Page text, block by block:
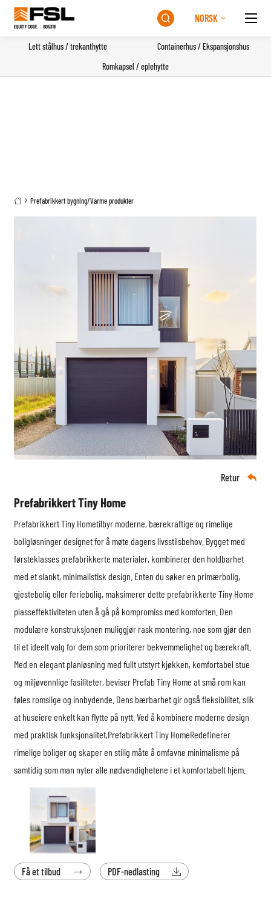
 NORSK
Lett stålhus / trekanthytte
Containerhus / Ekspansjonshus
Romkapsel / eplehytte
 Prefabrikkert bygning/Varme produkter
Retur 
Prefabrikkert Tiny Home
Prefabrikkert Tiny Hometilbyr moderne, bærekraftige og rimelige
boligløsninger designet for å møte dagens livsstilsbehov. Bygget med
førsteklasses prefabrikkerte materialer, kombinerer den holdbarhet
med et slankt, minimalistisk design. Enten du søker en primærbolig,
gjestebolig eller feriebolig, maksimerer dette prefabrikkerte Tiny Home
plasseffektiviteten uten å gå på kompromiss med komforten. Den
modulære konstruksjonen muliggjør rask montering, noe som gjør den
til et ideelt valg for dem som prioriterer bekvemmelighet og bærekraft.
Med en elegant planløsning med fullt utstyrt kjøkken, komfortabel stue
og miljøvennlige fasiliteter, beviser Prefab Tiny Home at små rom kan
føles romslige og innbydende. Dens bærbarhet gir også fleksibilitet, slik
at huseiere enkelt kan flytte på nytt. Ved å kombinere moderne design
med praktisk funksjonalitet,Prefabrikkert Tiny HomeRedefinerer
rimelige boliger og skaper en stilig måte å omfavne minimalisme på
samtidig som man nyter alle nødvendighetene i et komfortabelt hjem.
Få et tilbud  PDF-nedlasting 